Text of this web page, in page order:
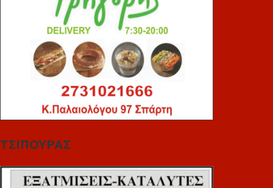
ΤΣΙΠΟΥΡΑΣ